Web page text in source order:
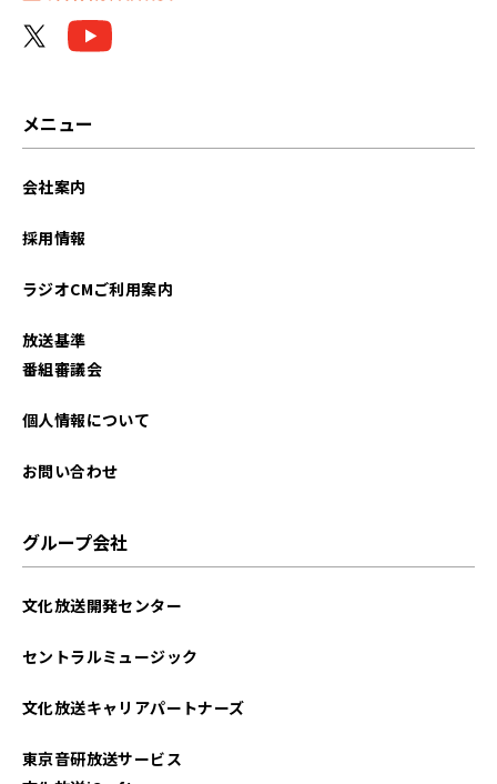
メニュー
会社案内
採用情報
ラジオCMご利用案内
放送基準
番組審議会
個人情報について
お問い合わせ
グループ会社
文化放送開発センター
セントラルミュージック
文化放送キャリアパートナーズ
東京音研放送サービス